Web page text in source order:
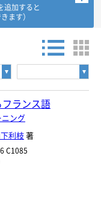
追加すると
ます）
索できます。
してください。
ランス語
ング
利枝著
C1085